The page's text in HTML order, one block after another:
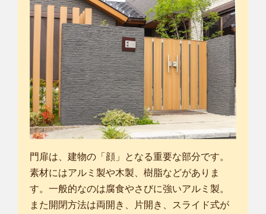
門扉は、建物の「顔」となる重要な部分です。
素材にはアルミ製や木製、樹脂などがありま
す。一般的なのは腐食やさびに強いアルミ製。
また開閉方法は両開き、片開き、スライド式が